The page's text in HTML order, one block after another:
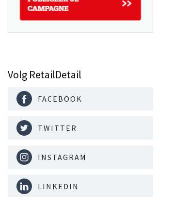
Volg RetailDetail
FACEBOOK
TWITTER
INSTAGRAM
LINKEDIN